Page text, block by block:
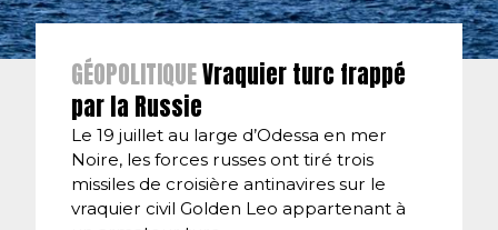
GÉOPOLITIQUEVraquier turc frappé
par la Russie
Le 19 juillet au large d’Odessa en mer
Noire, les forces russes ont tiré trois
missiles de croisière antinavires sur le
vraquier civil Golden Leo appartenant à